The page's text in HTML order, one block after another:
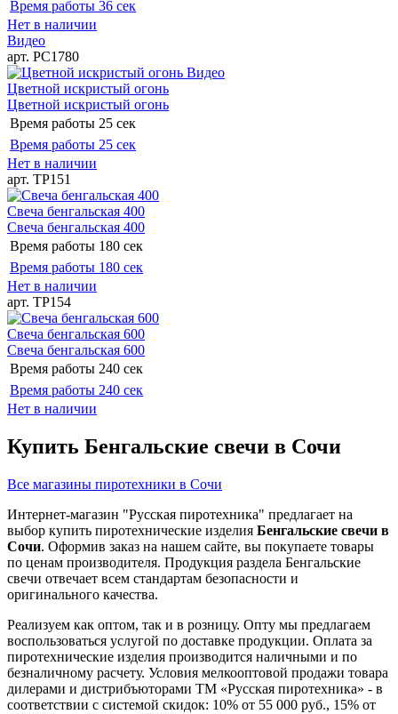
Время работы 36 сек
Нет в наличии
Видео
арт. РС1780
Видео
Цветной искристый огонь
Цветной искристый огонь
Время работы 25 сек
Время работы 25 сек
Нет в наличии
арт. ТР151
Свеча бенгальская 400
Свеча бенгальская 400
Время работы 180 сек
Время работы 180 сек
Нет в наличии
арт. ТР154
Свеча бенгальская 600
Свеча бенгальская 600
Время работы 240 сек
Время работы 240 сек
Нет в наличии
Купить Бенгальские свечи в Сочи
Все магазины пиротехники в Сочи
Интернет-магазин "Русская пиротехника" предлагает на
выбор купить пиротехнические изделия Бенгальские свечи в
Сочи. Оформив заказ на нашем сайте, вы покупаете товары
по ценам производителя. Продукция раздела Бенгальские
свечи отвечает всем стандартам безопасности и
оригинального качества.
Реализуем как оптом, так и в розницу. Опту мы предлагаем
воспользоваться услугой по доставке продукции. Оплата за
пиротехнические изделия производится наличными и по
безналичному расчету. Условия мелкооптовой продажи товара
дилерами и дистрибъюторами ТМ «Русская пиротехника» - в
соответствии с системой скидок: 10% от 55 000 руб., 15% от